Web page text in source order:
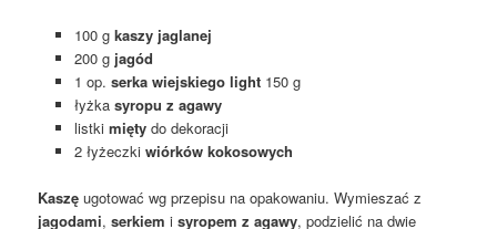
100 g kaszy jaglanej
200 g jagód
1 op. serka wiejskiego light150 g
łyżka syropu z agawy
listki miętydo dekoracji
2 łyżeczki wiórków kokosowych
Kaszę ugotować wg przepisu na opakowaniu. Wymieszać z
jagodami,serkiem isyropem z agawy, podzielić na dwie